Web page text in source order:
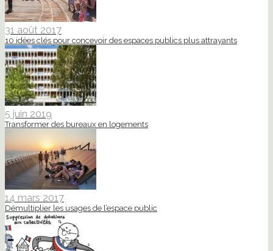
31 août 2017
10 idées clés pour concevoir des espaces publics plus attrayants
5 juin 2019
Transformer des bureaux en logements
14 mars 2017
Démultiplier les usages de l’espace public